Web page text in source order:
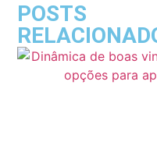
POSTS